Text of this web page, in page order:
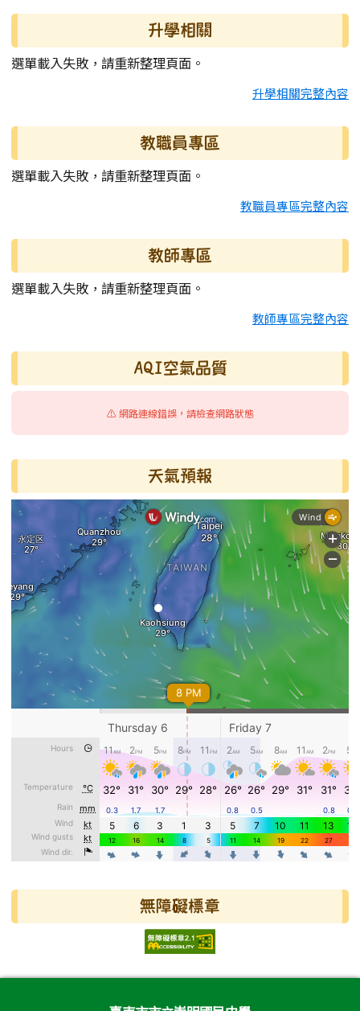
升學相關
選單載入失敗，請重新整理頁面。
升學相關完整內容
教職員專區
選單載入失敗，請重新整理頁面。
教職員專區完整內容
教師專區
選單載入失敗，請重新整理頁面。
教師專區完整內容
AQI空氣品質
⚠️ 網路連線錯誤，請檢查網路狀態
天氣預報
無障礙標章